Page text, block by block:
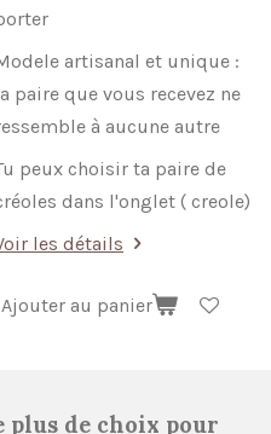
artisanal et unique :
paire que vous recevez ne
à aucune autre
peux choisir ta paire de
dans l'onglet ( creole)
les détails
Ajouter au panier
plus de choix pour